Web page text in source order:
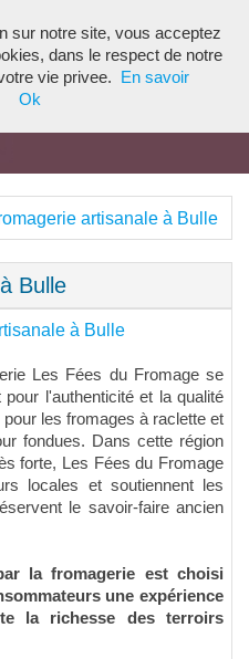
artisanale à Bulle
Bulle
à Bulle
Les Fées du Fromage se
l'authenticité et la qualité
les fromages à raclette et
fondues. Dans cette région
forte, Les Fées du Fromage
locales et soutiennent les
le savoir-faire ancien
la fromagerie est choisi
une expérience
la richesse des terroirs
sur notre site, vous acceptez
dans le respect de notre
vie privee.
En savoir
Ok